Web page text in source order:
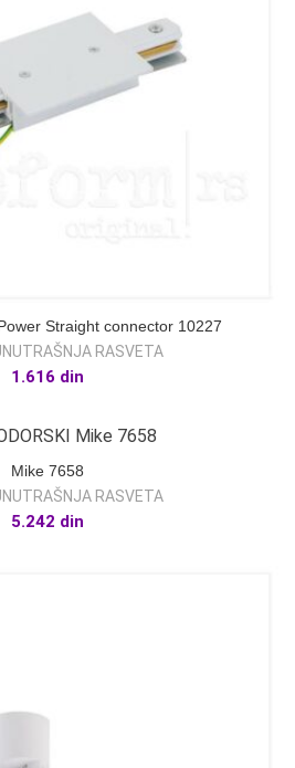
Straight connector 10227
RASVETA
1.616 din
Mike 7658
RASVETA
5.242 din